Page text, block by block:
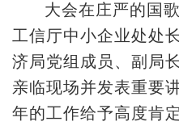
大会在庄严的国
工信厅中小企业处处
济局党组成员、副局
亲临现场并发表重要
年的工作给予高度肯